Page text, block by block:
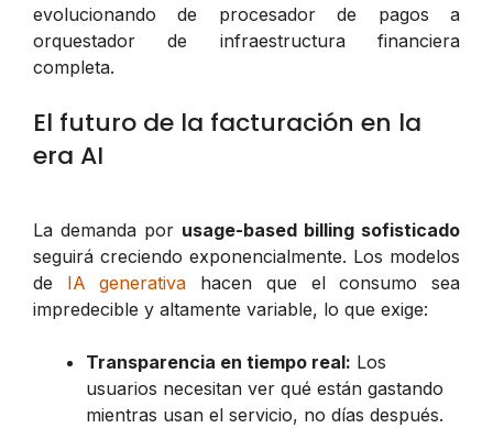
evolucionando de procesador de pagos a
orquestador de infraestructura financiera
completa.
El futuro de la facturación en la
era AI
La demanda por usage-based billing sofisticado
seguirá creciendo exponencialmente. Los modelos
de IA generativa hacen que el consumo sea
impredecible y altamente variable, lo que exige:
Transparencia en tiempo real: Los
usuarios necesitan ver qué están gastando
mientras usan el servicio, no días después.